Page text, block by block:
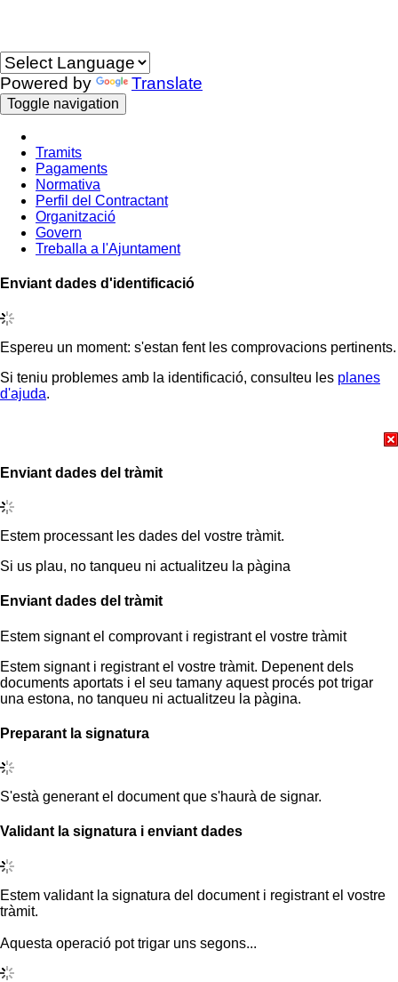
Powered by Translate
Toggle navigation
Tramits
Pagaments
Normativa
Perfil del Contractant
Organització
Govern
Treballa a l'Ajuntament
Enviant dades d'identificació
Espereu un moment: s'estan fent les comprovacions pertinents.
Si teniu problemes amb la identificació, consulteu les planes
d'ajuda.
Enviant dades del tràmit
Estem processant les dades del vostre tràmit.
Si us plau, no tanqueu ni actualitzeu la pàgina
Enviant dades del tràmit
Estem signant el comprovant i registrant el vostre tràmit
Estem signant i registrant el vostre tràmit. Depenent dels
documents aportats i el seu tamany aquest procés pot trigar
una estona, no tanqueu ni actualitzeu la pàgina.
Preparant la signatura
S'està generant el document que s'haurà de signar.
Validant la signatura i enviant dades
Estem validant la signatura del document i registrant el vostre
tràmit.
Aquesta operació pot trigar uns segons...